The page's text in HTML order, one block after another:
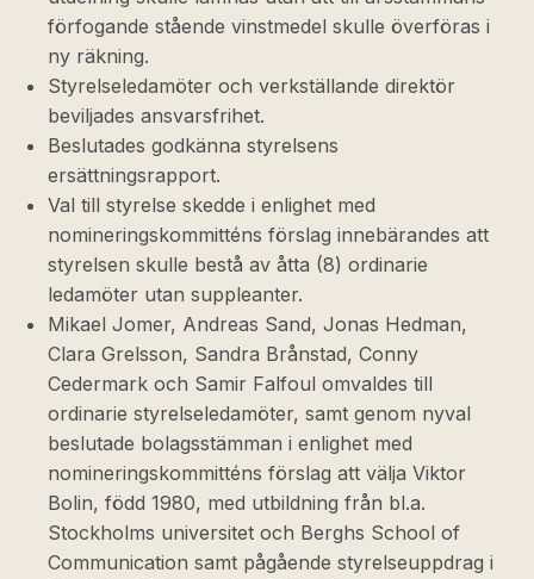
förfogande stående vinstmedel skulle överföras i
ny räkning.
Styrelseledamöter och verkställande direktör
beviljades ansvarsfrihet.
Beslutades godkänna styrelsens
ersättningsrapport.
Val till styrelse skedde i enlighet med
nomineringskommitténs förslag innebärandes att
styrelsen skulle bestå av åtta (8) ordinarie
ledamöter utan suppleanter.
Mikael Jomer, Andreas Sand, Jonas Hedman,
Clara Grelsson, Sandra Brånstad, Conny
Cedermark och Samir Falfoul omvaldes till
ordinarie styrelseledamöter, samt genom nyval
beslutade bolagsstämman i enlighet med
nomineringskommitténs förslag att välja Viktor
Bolin, född 1980, med utbildning från bl.a.
Stockholms universitet och Berghs School of
Communication samt pågående styrelseuppdrag i